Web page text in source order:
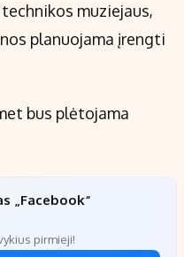
muziejaus,
planuojama įrengti
bus plėtojama
„Facebook“
pirmieji!